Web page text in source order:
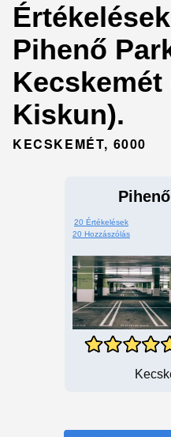
Pihenő
Kecskemét
Kiskun).
KECSKEMÉT, 6000
20 Értékelések
20 Hozzászólás